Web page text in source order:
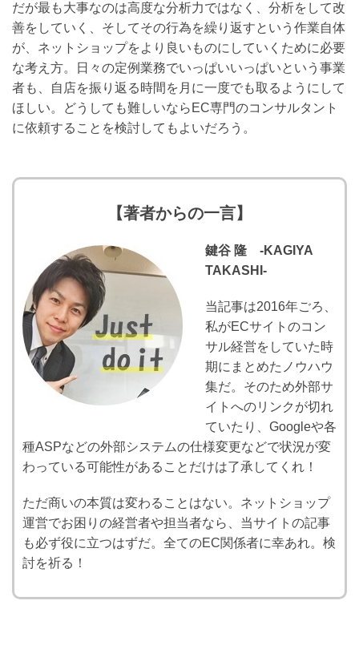
だが最も大事なのは高度な分析力ではなく、分析をして改
善をしていく、そしてその行為を繰り返すという作業自体
が、ネットショップをより良いものにしていくために必要
な考え方。日々の定例業務でいっぱいいっぱいという事業
者も、自店を振り返る時間を月に一度でも取るようにして
ほしい。どうしても難しいならEC専門のコンサルタント
に依頼することを検討してもよいだろう。
【著者からの一言】
鍵谷 隆 -KAGIYA
TAKASHI-
当記事は2016年ごろ、
私がECサイトのコン
サル経営をしていた時
期にまとめたノウハウ
集だ。そのため外部サ
イトへのリンクが切れ
ていたり、Googleや各
種ASPなどの外部システムの仕様変更などで状況が変
わっている可能性があることだけは了承してくれ！
ただ商いの本質は変わることはない。ネットショップ
運営でお困りの経営者や担当者なら、当サイトの記事
も必ず役に立つはずだ。全てのEC関係者に幸あれ。検
討を祈る！